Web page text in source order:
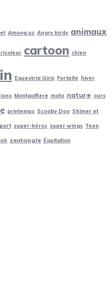
Among us Angry birds animaux
cartoon chien
Equestria Girls Fortnite hiver
Montgolfiere moto nature ours
printemps Scooby Doo Shimer et
super-héros super wings Teen
zentangle Équitation